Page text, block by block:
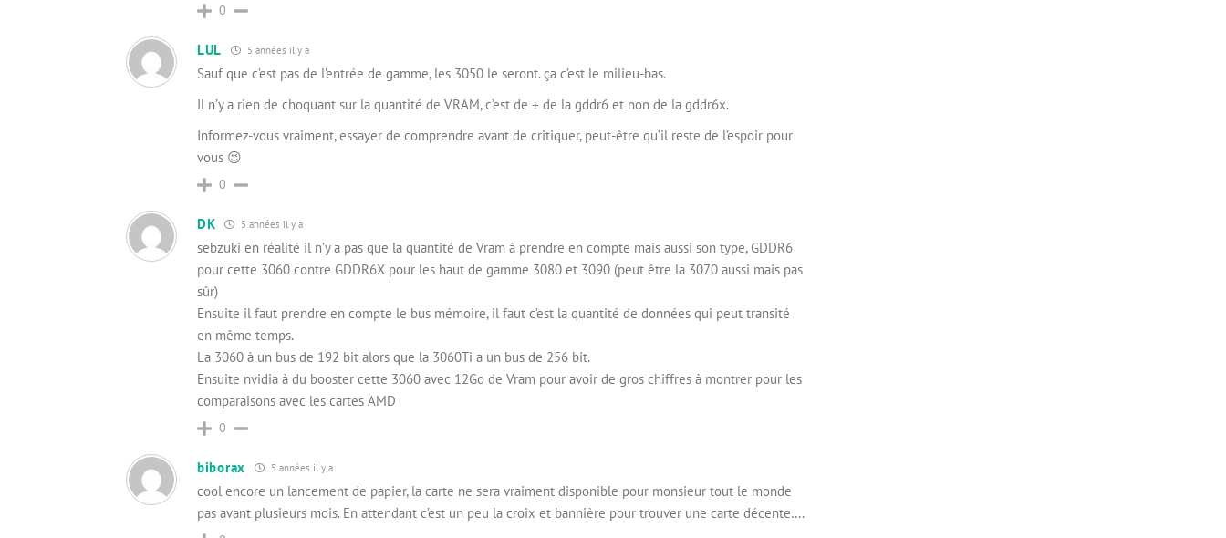
0
LUL 5 années il y a
Sauf que c’est pas de l’entrée de gamme, les 3050 le seront. ça c’est le milieu-bas.
Il n’y a rien de choquant sur la quantité de VRAM, c’est de + de la gddr6 et non de la gddr6x.
Informez-vous vraiment, essayer de comprendre avant de critiquer, peut-être qu’il reste de l’espoir pour
vous 😉
0
DK 5 années il y a
sebzuki en réalité il n’y a pas que la quantité de Vram à prendre en compte mais aussi son type, GDDR6
pour cette 3060 contre GDDR6X pour les haut de gamme 3080 et 3090 (peut être la 3070 aussi mais pas
sûr)
Ensuite il faut prendre en compte le bus mémoire, il faut c’est la quantité de données qui peut transité
en même temps.
La 3060 à un bus de 192 bit alors que la 3060Ti a un bus de 256 bit.
Ensuite nvidia à du booster cette 3060 avec 12Go de Vram pour avoir de gros chiffres à montrer pour les
comparaisons avec les cartes AMD
0
biborax 5 années il y a
cool encore un lancement de papier, la carte ne sera vraiment disponible pour monsieur tout le monde
pas avant plusieurs mois. En attendant c’est un peu la croix et bannière pour trouver une carte décente….